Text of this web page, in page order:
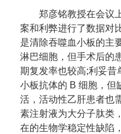
郑彦铭教授在会议
案和利弊进行了数据对
是清除吞噬血小板的主
淋巴细胞，但手术后的
期复发率也较高;利妥昔
小板抗体的 B 细胞，但
活，活动性乙肝患者也
素注射液为大分子肽类
在的生物学稳定性缺陷